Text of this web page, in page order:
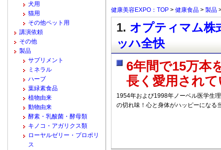
健康美容EXPO：TOP > 健康食品 > 製品
1. オプティマム
ッハ全快
6年間で15万本
長く愛用され
1954年および1998年ノーベル医学生
の切れ味！心と身体がハッピーになる
犬用
猫用
その他ペット用
講演依頼
その他
製品
サプリメント
ミネラル
ハーブ
葉緑素食品
植物由来
動物由来
酵素・乳酸菌・酵母類
キノコ・アガリクス類
ローヤルゼリー・プロポリ
ス